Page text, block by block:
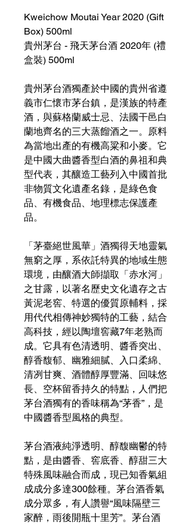
Kweichow Moutai Year 2020 (Gift
Box) 500ml
貴州茅台 - 飛天茅台酒 2020年 (禮
盒裝) 500ml
貴州茅台酒獨產於中國的貴州省遵
義市仁懷市茅台鎮，是漢族的特產
酒，與蘇格蘭威士忌、法國干邑白
蘭地齊名的三大蒸餾酒之一。原料
為當地出產的有機高粱和小麥。它
是中國大曲醬香型白酒的鼻祖和典
型代表，其釀造工藝列入中國首批
非物質文化遺產名錄，是綠色食
品、有機食品、地理標志保護產
品。
「茅臺絕世風華」酒獨得天地靈氣
無窮之厚，系依託特異的地域生態
環境，由釀酒大師擷取「赤水河」
之甘露，以著名歷史文化遺存之古
黃泥老窖、特選的優質原輔料，採
用代代相傳神妙獨特的工藝，結合
高科技，經以陶壇窖藏7年老熟而
成。它具有色清透明、醬香突出、
醇香馥郁、幽雅細膩、入口柔綿、
清冽甘爽、酒體醇厚豐滿、回味悠
長、空杯留香持久的特點，人們把
茅台酒獨有的香味稱為“茅香”，是
中國醬香型風格的典型。
茅台酒液純淨透明、醇馥幽鬱的特
點，是由醬香、窖底香、醇甜三大
特殊風味融合而成，現已知香氣組
成成分多達300餘種。茅台酒香氣
成分眾多，有人讚譽“風味隔壁三
家醉，雨後開瓶十里芳”。茅台酒